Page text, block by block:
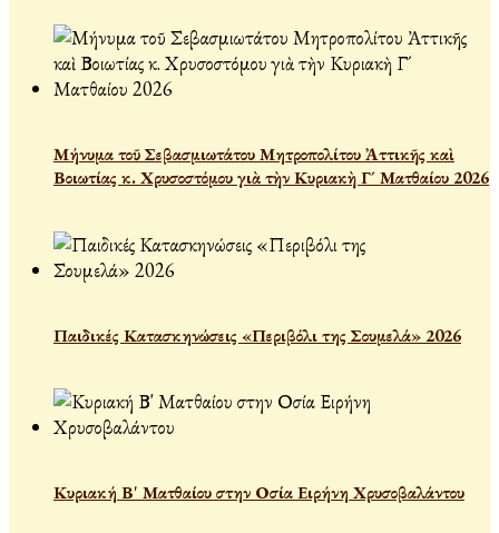
Μήνυμα τοῦ Σεβασμιωτάτου Μητροπολίτου Ἀττικῆς καὶ
Βοιωτίας κ. Χρυσοστόμου γιὰ τὴν Κυριακὴ Γ´ Ματθαίου 2026
Παιδικές Κατασκηνώσεις «Περιβόλι της Σουμελά» 2026
Κυριακή Β' Ματθαίου στην Οσία Ειρήνη Χρυσοβαλάντου